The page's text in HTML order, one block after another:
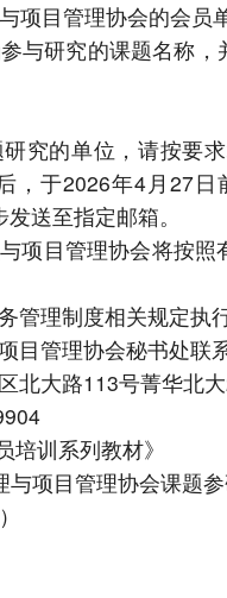
项目管理协会的会员
参与研究的课题名称
研究的单位，请按要
，于2026年4月27日
送至指定邮箱。
与项目管理协会将按
管理制度相关规定执行
目管理协会秘书处联
北大路113号菁华北
培训系列教材》
目管理协会课题参